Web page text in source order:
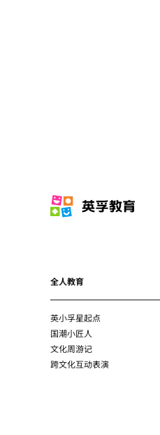
全人教育
英小孚星起点
国潮小匠人
文化周游记
跨文化互动表演